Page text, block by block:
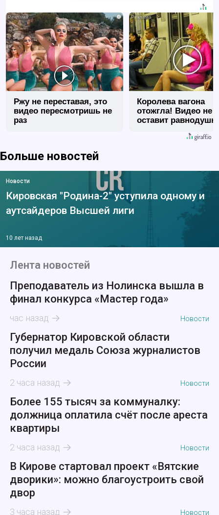
i
Ржу не переставая, это
видео пересмотришь не
раз
Королева вагона
отожгла! Видео не
оставит
Больше новостей
Новости
Кировская "Родина-2" уступила одному и
аутсайдеров Высшей лиги
10 лет назад
Лента новостей
Преподаватель из Нолинска вышла в
финал конкурса «Мастер года»
час назад Новости
Губернатор Кировской области
получил медаль Союза журналистов
России
2 часа назад Новости
Более 155 тысяч за коммуналку:
должница оплатила счёт после ареста
квартиры
2 часа назад Новости
В Кирове стартовал проект «Вятские
дворики»: можно благоустроить свой
двор
3 часа назад Новости